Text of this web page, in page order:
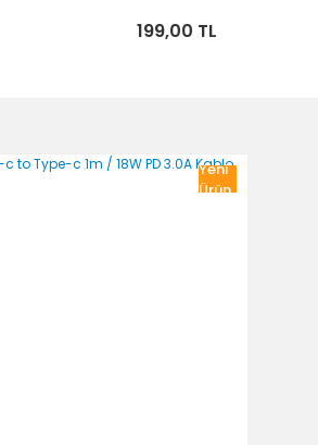
199,00 TL
Yeni
Ürün